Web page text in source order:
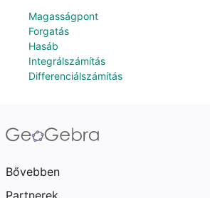
Magasságpont
Forgatás
Hasáb
Integrálszámítás
Differenciálszámítás
Bővebben
Partnerek